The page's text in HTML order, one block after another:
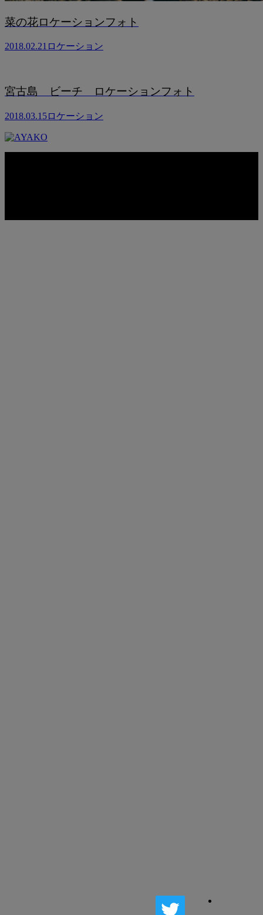
菜の花ロケーションフォト
2018.02.21 ロケーション
宮古島 ビーチ ロケーションフォト
2018.03.15ロケーション